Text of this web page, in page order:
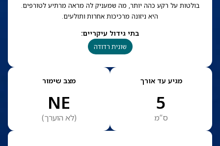
בולטות על רקע כהה יותר, מה שמעניק לה מראה מרתיע לטורפים.
היא ניזונה מרכיכות אחרות ותולעים.
בתי גידול עיקריים:
שונית רדודה
מגיע עד אורך
5
ס”מ
מצב שימור
NE
(לא הוערך)